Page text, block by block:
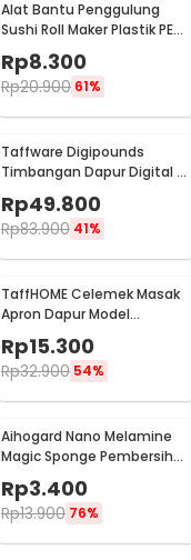
Alat Bantu Penggulung
Sushi Roll Maker Plastik PE
22x20.5x0.1cm - E1119
Rp8.300
Rp20.900 61%
Taffware Digipounds
Timbangan Dapur Digital 6
Satuan 1kg 0.1g - i2000
Rp49.800
Rp83.900 41%
TaffHOME Celemek Masak
Apron Dapur Model
Kantong Pola Spatula -
JJ41
Rp15.300
Rp32.900 54%
Aihogard Nano Melamine
Magic Sponge Pembersih
Karat Besi - CW62
Rp3.400
Rp13.900 76%